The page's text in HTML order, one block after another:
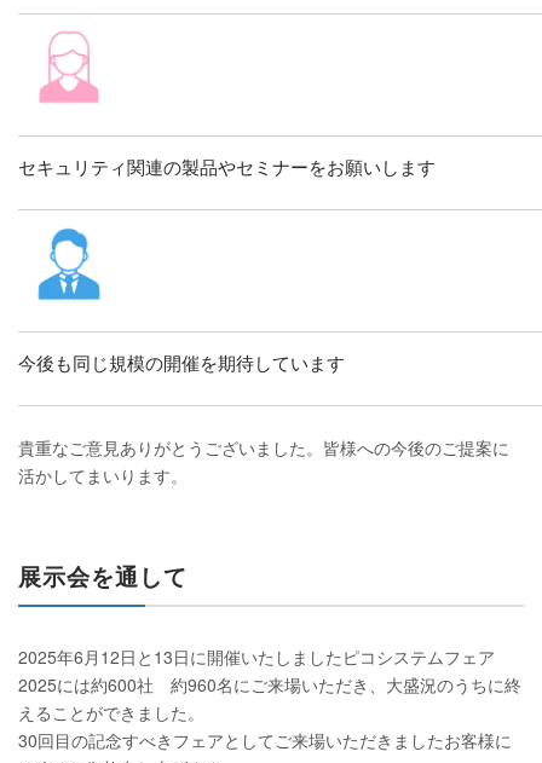
セキュリティ関連の製品やセミナーをお願いします
今後も同じ規模の開催を期待しています
貴重なご意見ありがとうございました。皆様への今後のご提案に
活かしてまいります。
展示会を通して
2025年6月12日と13日に開催いたしましたピコシステムフェア
2025には約600社 約960名にご来場いただき、大盛況のうちに終
えることができました。
30回目の記念すべきフェアとしてご来場いただきましたお客様に